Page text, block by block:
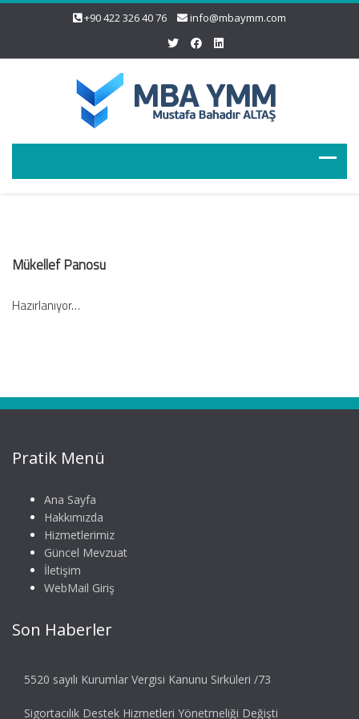
+90 422 326 40 76 info@mbaymm.com
Mükellef Panosu
Hazırlanıyor…
Pratik Menü
Ana Sayfa
Hakkımızda
Hizmetlerimiz
Güncel Mevzuat
İletişim
WebMail Giriş
Son Haberler
5520 sayılı Kurumlar Vergisi Kanunu Sirküleri /73
Sigortacılık Destek Hizmetleri Yönetmeliği Değişti